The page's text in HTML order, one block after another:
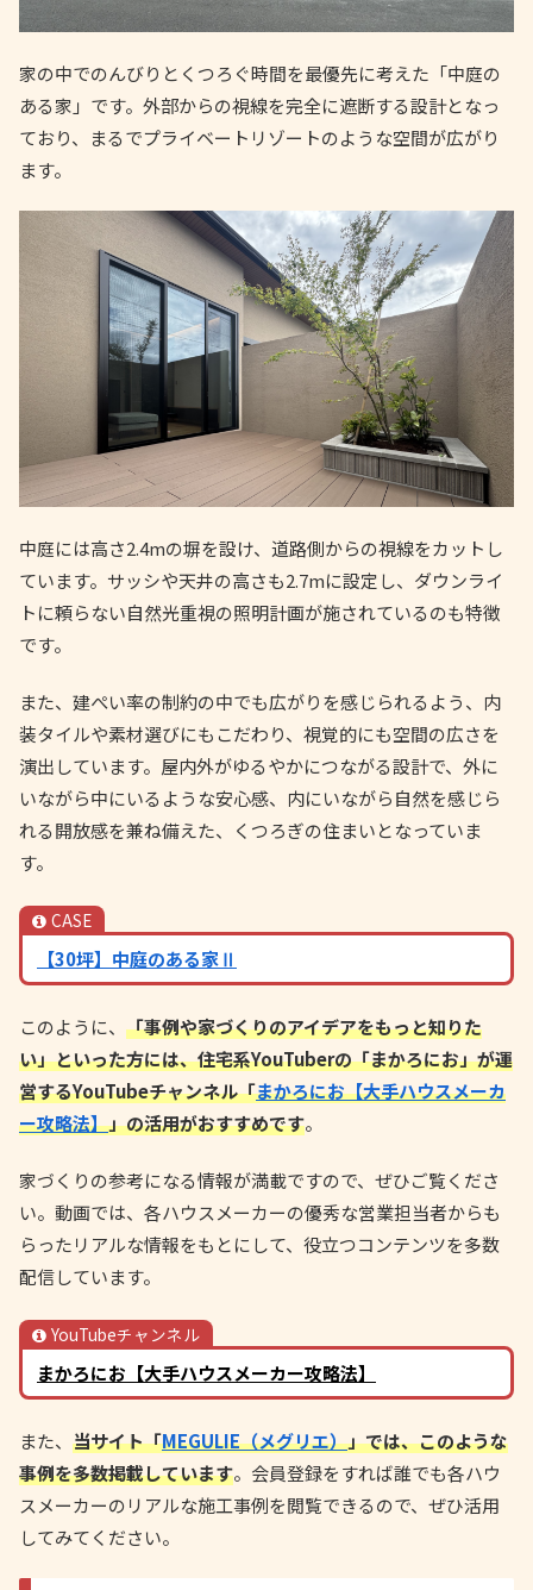
家の中でのんびりとくつろぐ時間を最優先に考えた「中庭の
ある家」です。外部からの視線を完全に遮断する設計となっ
ており、まるでプライベートリゾートのような空間が広がり
ます。
中庭には高さ2.4mの塀を設け、道路側からの視線をカットし
ています。サッシや天井の高さも2.7mに設定し、ダウンライ
トに頼らない自然光重視の照明計画が施されているのも特徴
です。
また、建ぺい率の制約の中でも広がりを感じられるよう、内
装タイルや素材選びにもこだわり、視覚的にも空間の広さを
演出しています。屋内外がゆるやかにつながる設計で、外に
いながら中にいるような安心感、内にいながら自然を感じら
れる開放感を兼ね備えた、くつろぎの住まいとなっていま
す。
CASE
【30坪】中庭のある家Ⅱ
このように、 「事例や家づくりのアイデアをもっと知りた
い」といった方には、住宅系YouTuberの「まかろにお」が運
営するYouTubeチャンネル「まかろにお【大手ハウスメーカ
ー攻略法】」の活用がおすすめです。
家づくりの参考になる情報が満載ですので、ぜひご覧くださ
い。動画では、各ハウスメーカーの優秀な営業担当者からも
らったリアルな情報をもとにして、役立つコンテンツを多数
配信しています。
YouTubeチャンネル
まかろにお【大手ハウスメーカー攻略法】
また、 当サイト「MEGULIE（メグリエ）」では、このような
事例を多数掲載しています。会員登録をすれば誰でも各ハウ
スメーカーのリアルな施工事例を閲覧できるので、ぜひ活用
してみてください。